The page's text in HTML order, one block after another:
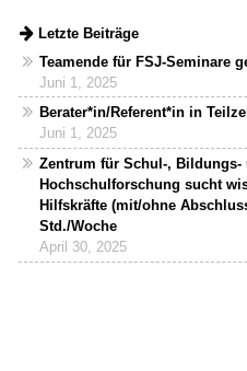
Letzte Beiträge
Teamende für FSJ-Seminare
Juni 1, 2025
Berater*in/Referent*in in
Juni 1, 2025
Zentrum für Schul-, Bildungs-
Hochschulforschung sucht
Hilfskräfte (mit/ohne
Std./Woche
April 30, 2025